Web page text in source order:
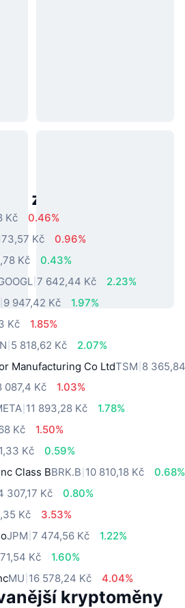
z reálného světa
Kč
0.46%
Kč
0.96%
Kč
0.43%
7 642,44 Kč
2.23%
9 947,42 Kč
1.97%
Kč
1.85%
5 818,62 Kč
2.07%
Manufacturing Co LtdTSM 8
087,4 Kč
1.03%
11 893,28 Kč
1.78%
Kč
1.50%
Kč
0.59%
Class BBRK.B 10 810,18 Kč
0.68%
307,17 Kč
0.80%
Kč
3.53%
JPM 7 474,56 Kč
1.22%
Kč
1.60%
MU 16 578,24 Kč 4.04%
kryptoměny